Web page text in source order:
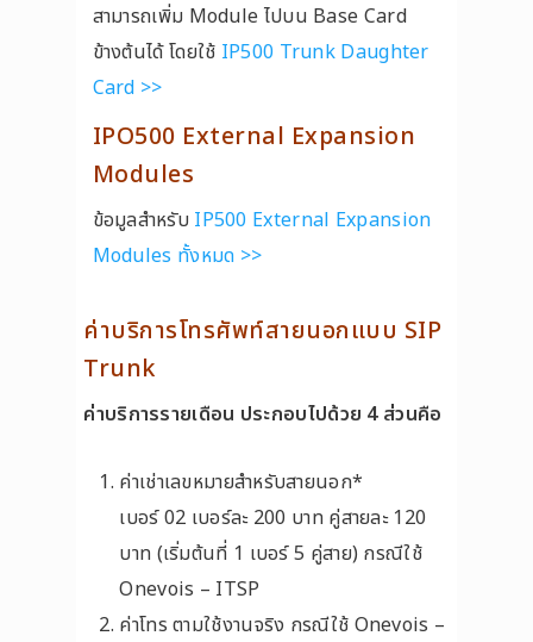
สามารถเพิ่ม Module ไปบน Base Card
ข้างต้นได้ โดยใช้ IP500 Trunk Daughter
Card >>
IPO500 External Expansion
Modules
ข้อมูลสำหรับ IP500 External Expansion
Modules ทั้งหมด >>
ค่าบริการโทรศัพท์สายนอกแบบ SIP
Trunk
ค่าบริการรายเดือน ประกอบไปด้วย 4 ส่วนคือ
ค่าเช่าเลขหมายสำหรับสายนอก*
เบอร์ 02 เบอร์ละ 200 บาท คู่สายละ 120
บาท (เริ่มต้นที่ 1 เบอร์ 5 คู่สาย) กรณีใช้
Onevois – ITSP
ค่าโทร ตามใช้งานจริง กรณีใช้ Onevois –